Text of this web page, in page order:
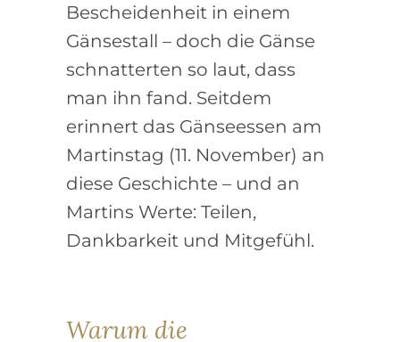
Bescheidenheit in einem
Gänsestall – doch die Gänse
schnatterten so laut, dass
man ihn fand. Seitdem
erinnert das Gänseessen am
Martinstag (11. November) an
diese Geschichte – und an
Martins Werte: Teilen,
Dankbarkeit und Mitgefühl.
Warum die